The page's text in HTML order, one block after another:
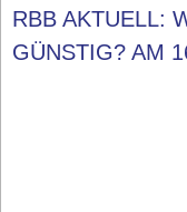
RBB AKTUELL:
GÜNSTIG? AM